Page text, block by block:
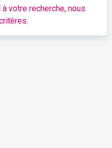
votre recherche, nous